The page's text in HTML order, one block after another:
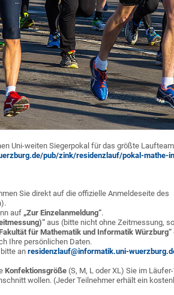
Uni-weiten Siegerpokal für das größte
pub/zink/residenzlauf/pokal-mathe-
Sie direkt auf die offizielle Anmeldeseite des
auf „Zur Einzelanmeldung“.
aus (bitte nicht ohne Zeitmessung,
für Mathematik und Informatik Würzburg“
Ihre persönlichen Daten.
anresidenzlauf@informatik.uni-
Konfektionsgröße (S, M, L oder XL) Sie im
wollen. (Jeder Teilnehmer erhält ein